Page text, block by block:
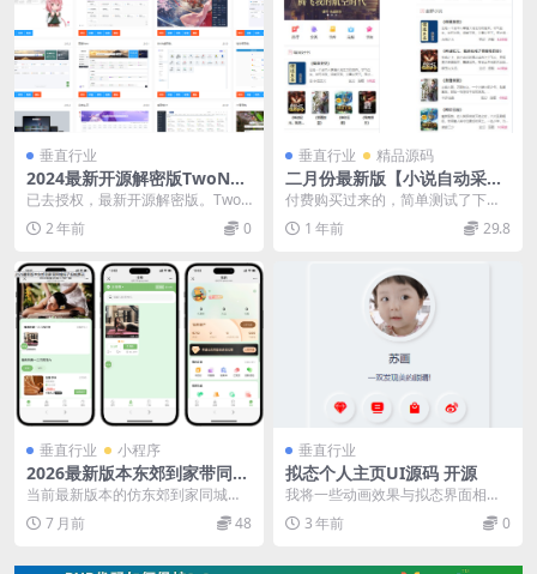
垂直行业
2024最新开源解密版TwoNav
网址导航系统源码去授权破解
版 内置二十多套主题模板
已去授权，最新开源解密版。TwoN
av 是一款开源的书签（导航）管理
程序，使用P...
2 年前 0
垂直行业 精品源码
二月份最新版【小说自动采
集】+自适应小说网站源码
付费购买过来的，简单测试了下，
在2/22还有两条采集规则正常使
用。 而且后台比较...
1 年前 29.8
垂直行业 小程序
2026最新版本东郊到家带同城
搭子系统源码
当前最新版本的仿东郊到家同城到
家预约按摩，带同城搭子组局，带
详细打包小程序、H5...
7 月前 48
垂直行业
拟态个人主页UI源码 开源
我将一些动画效果与拟态界面相结
合，效果还不错。现在我将这个项
目开源，供大家参考。...
3 年前 0